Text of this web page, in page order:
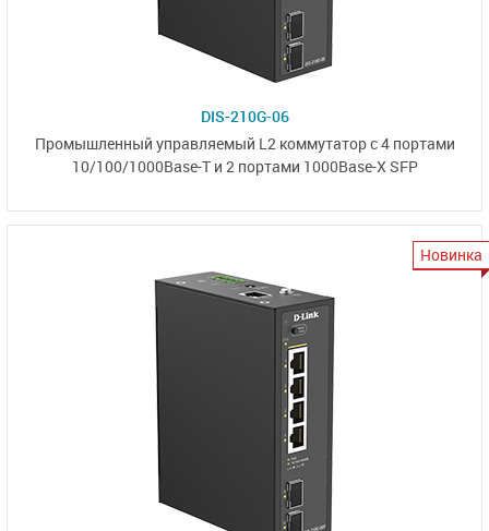
DIS-210G-06
Промышленный управляемый L2 коммутаторс 4 портами
10/100/1000Base-Tи 2 портами 1000Base-X SFP
Новинка